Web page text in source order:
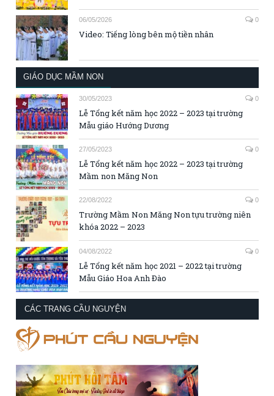
06/05/2026 0
Video: Tiếng lòng bên mộ tiền nhân
GIÁO DỤC MẦM NON
30/05/2023 0
Lễ Tổng kết năm học 2022 – 2023 tại trường
Mẫu giáo Hướng Dương
27/05/2023 0
Lễ Tổng kết năm học 2022 – 2023 tại trường
Mầm non Măng Non
22/08/2022 0
Trường Mầm Non Măng Non tựu trường niên
khóa 2022 – 2023
04/08/2022 0
Lễ Tổng kết năm học 2021 – 2022 tại trường
Mẫu Giáo Hoa Anh Đào
CÁC TRANG CẦU NGUYỆN